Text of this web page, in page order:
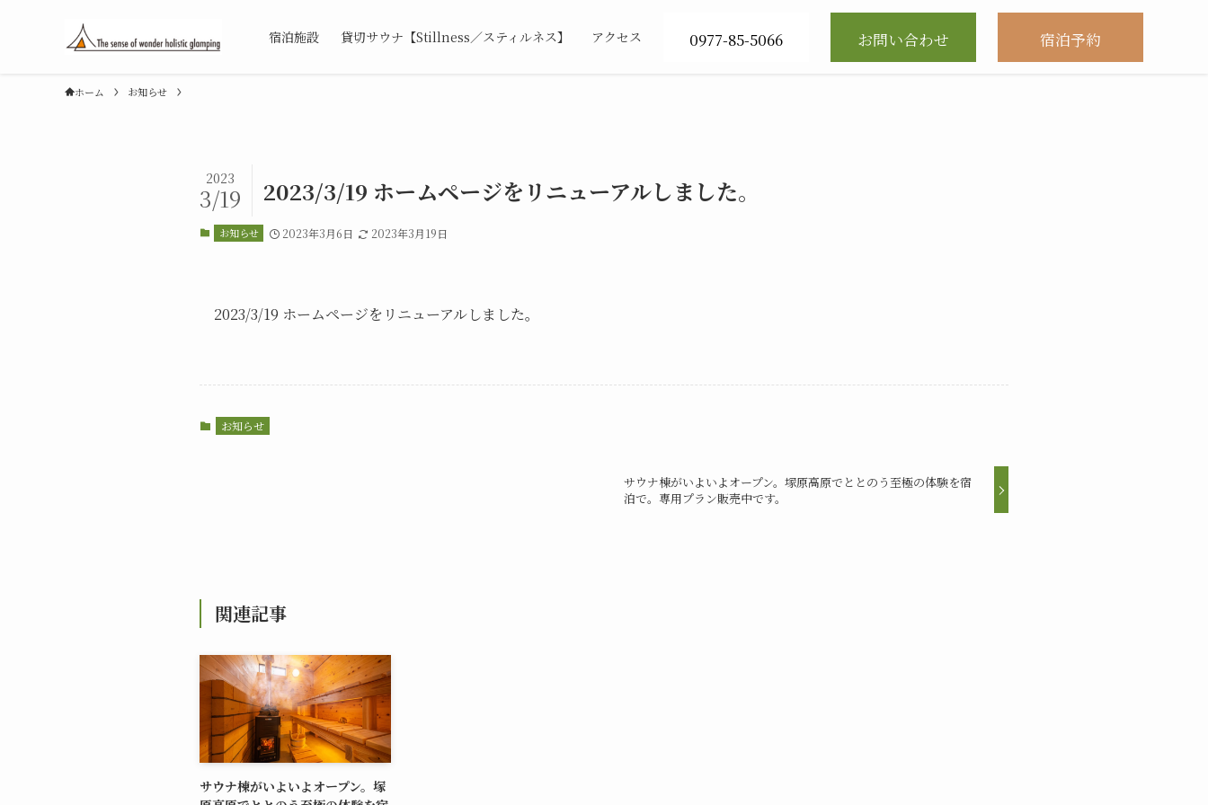
宿泊施設 貸切サウナ【Stillness／スティルネス】 アクセス 0977-85-5066 お問い合わせ 宿泊予約
ホーム お知らせ
2023/3/19 ホームページをリニューアルしました。
2023
3/19
お知らせ 2023年3月6日 2023年3月19日
2023/3/19 ホームページをリニューアルしました。
お知らせ
サウナ棟がいよいよオープン。塚原高原でととのう至極の体験を宿
泊で。専用プラン販売中です。
関連記事
サウナ棟がいよいよオープン。塚